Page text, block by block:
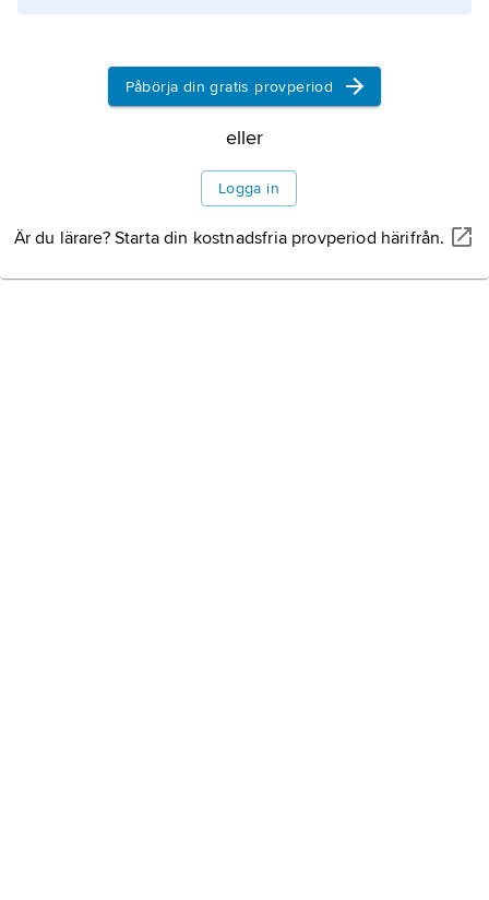
Information om artikeln
Påbörja din gratis provperiod
eller
Logga in
Är du lärare? Starta din kostnadsfria provperiod härifrån.